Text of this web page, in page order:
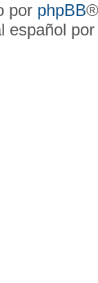
por phpBB
español